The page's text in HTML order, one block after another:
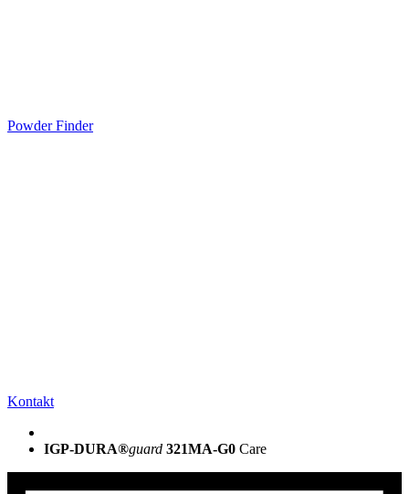
Powder Finder
Kontakt
IGP-DURA®guard 321MA-G0 Care